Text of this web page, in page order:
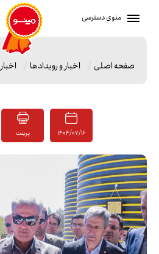
منوی دسترسی
صفحه اصلی اخبار و رویدادها اخبار
1404/07/16 پرینت